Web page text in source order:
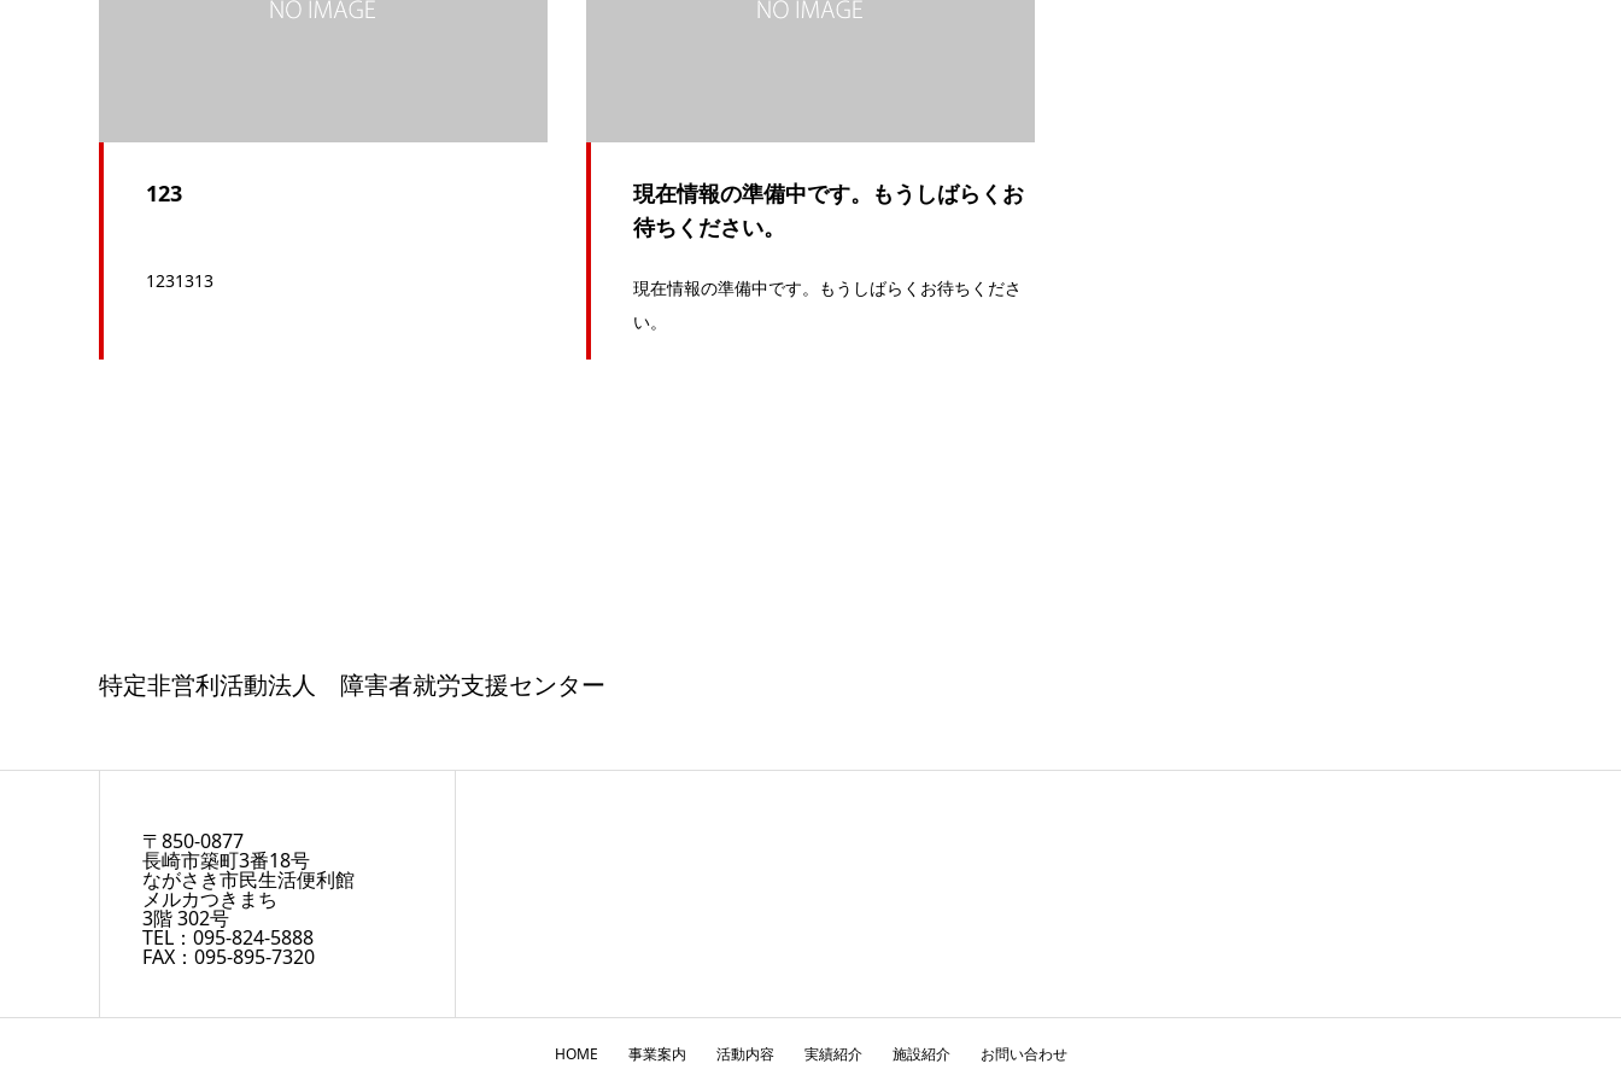
123
1231313
現在情報の準備中です。もうしばらくお
待ちください。
現在情報の準備中です。もうしばらくお待ちくださ
い。
特定非営利活動法人 障害者就労支援センター
〒850-0877
長崎市築町3番18号
ながさき市民生活便利館
メルカつきまち
3階 302号
TEL：095-824-5888
FAX：095-895-7320
HOME 事業案内 活動内容 実績紹介 施設紹介 お問い合わせ